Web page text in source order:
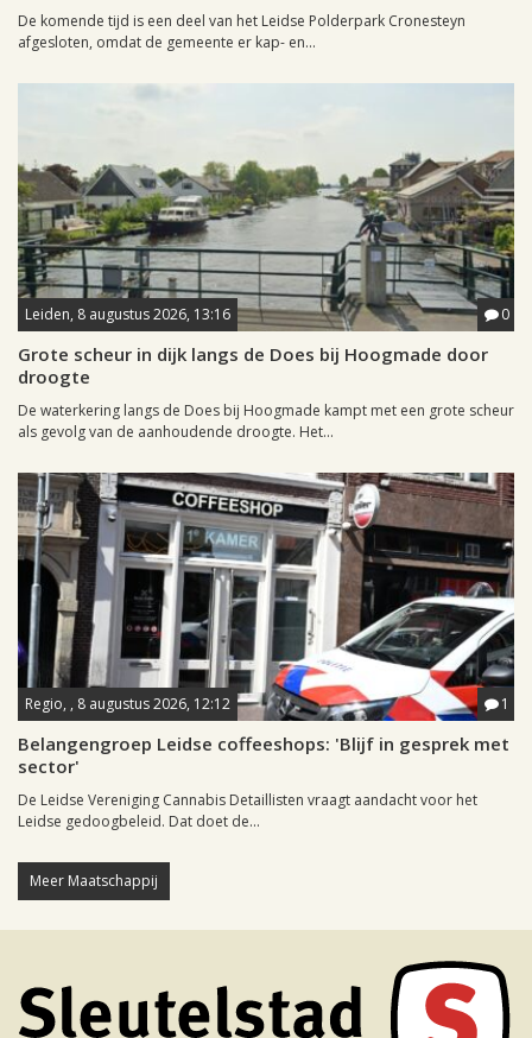
De komende tijd is een deel van het Leidse Polderpark Cronesteyn
afgesloten, omdat de gemeente er kap- en...
Leiden, 8 augustus 2026, 13:16 0
Grote scheur in dijk langs de Does bij Hoogmade door
droogte
De waterkering langs de Does bij Hoogmade kampt met een grote scheur
als gevolg van de aanhoudende droogte. Het...
Regio, , 8 augustus 2026, 12:12 1
Belangengroep Leidse coffeeshops: 'Blijf in gesprek met
sector'
De Leidse Vereniging Cannabis Detaillisten vraagt aandacht voor het
Leidse gedoogbeleid. Dat doet de...
Meer Maatschappij